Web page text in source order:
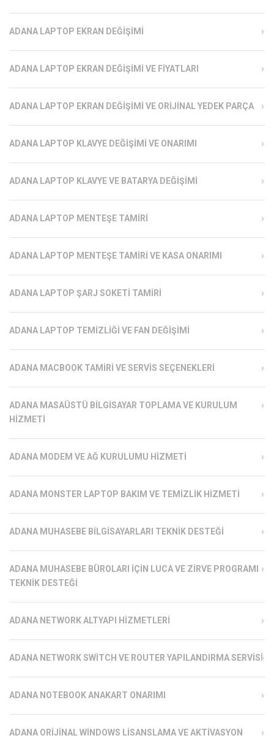
ADANA LAPTOP EKRAN DEĞIŞIMI
ADANA LAPTOP EKRAN DEĞIŞIMI VE FIYATLARI
ADANA LAPTOP EKRAN DEĞIŞIMI VE ORIJINAL YEDEK PARÇA
ADANA LAPTOP KLAVYE DEĞIŞIMI VE ONARIMI
ADANA LAPTOP KLAVYE VE BATARYA DEĞIŞIMI
ADANA LAPTOP MENTEŞE TAMIRI
ADANA LAPTOP MENTEŞE TAMIRI VE KASA ONARIMI
ADANA LAPTOP ŞARJ SOKETI TAMIRI
ADANA LAPTOP TEMIZLIĞI VE FAN DEĞIŞIMI
ADANA MACBOOK TAMIRI VE SERVIS SEÇENEKLERI
ADANA MASAÜSTÜ BILGISAYAR TOPLAMA VE KURULUM
HIZMETI
ADANA MODEM VE AĞ KURULUMU HIZMETI
ADANA MONSTER LAPTOP BAKIM VE TEMIZLIK HIZMETI
ADANA MUHASEBE BILGISAYARLARI TEKNIK DESTEĞI
ADANA MUHASEBE BÜROLARI İÇIN LUCA VE ZIRVE PROGRAMI
TEKNIK DESTEĞI
ADANA NETWORK ALTYAPI HIZMETLERI
ADANA NETWORK SWITCH VE ROUTER YAPILANDIRMA SERVISI
ADANA NOTEBOOK ANAKART ONARIMI
ADANA ORIJINAL WINDOWS LISANSLAMA VE AKTIVASYON